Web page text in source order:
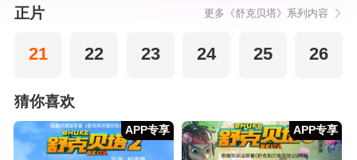
正片 更多《舒克贝塔》系列内容
21 22 23 24 25 26
猜你喜欢
APP专享 APP专享